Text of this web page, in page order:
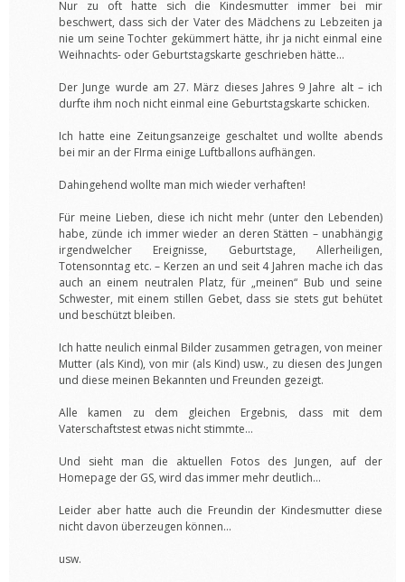
Nur zu oft hatte sich die Kindesmutter immer bei mir
beschwert, dass sich der Vater des Mädchens zu Lebzeiten ja
nie um seine Tochter gekümmert hätte, ihr ja nicht einmal eine
Weihnachts- oder Geburtstagskarte geschrieben hätte…
Der Junge wurde am 27. März dieses Jahres 9 Jahre alt – ich
durfte ihm noch nicht einmal eine Geburtstagskarte schicken.
Ich hatte eine Zeitungsanzeige geschaltet und wollte abends
bei mir an der FIrma einige Luftballons aufhängen.
Dahingehend wollte man mich wieder verhaften!
Für meine Lieben, diese ich nicht mehr (unter den Lebenden)
habe, zünde ich immer wieder an deren Stätten – unabhängig
irgendwelcher Ereignisse, Geburtstage, Allerheiligen,
Totensonntag etc. – Kerzen an und seit 4 Jahren mache ich das
auch an einem neutralen Platz, für „meinen“ Bub und seine
Schwester, mit einem stillen Gebet, dass sie stets gut behütet
und beschützt bleiben.
Ich hatte neulich einmal Bilder zusammen getragen, von meiner
Mutter (als Kind), von mir (als Kind) usw., zu diesen des Jungen
und diese meinen Bekannten und Freunden gezeigt.
Alle kamen zu dem gleichen Ergebnis, dass mit dem
Vaterschaftstest etwas nicht stimmte…
Und sieht man die aktuellen Fotos des Jungen, auf der
Homepage der GS, wird das immer mehr deutlich…
Leider aber hatte auch die Freundin der Kindesmutter diese
nicht davon überzeugen können…
usw.